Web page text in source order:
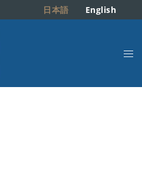
English
日本語
ト
ル